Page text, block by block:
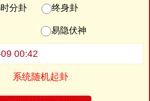
时分卦 终身卦
易隐伏神
系统随机起卦